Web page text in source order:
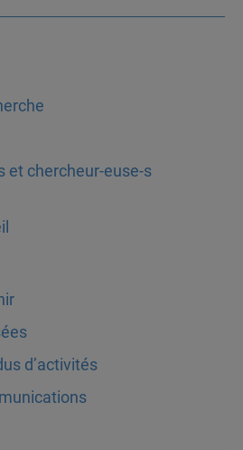
et chercheur-euse-s
d’activités